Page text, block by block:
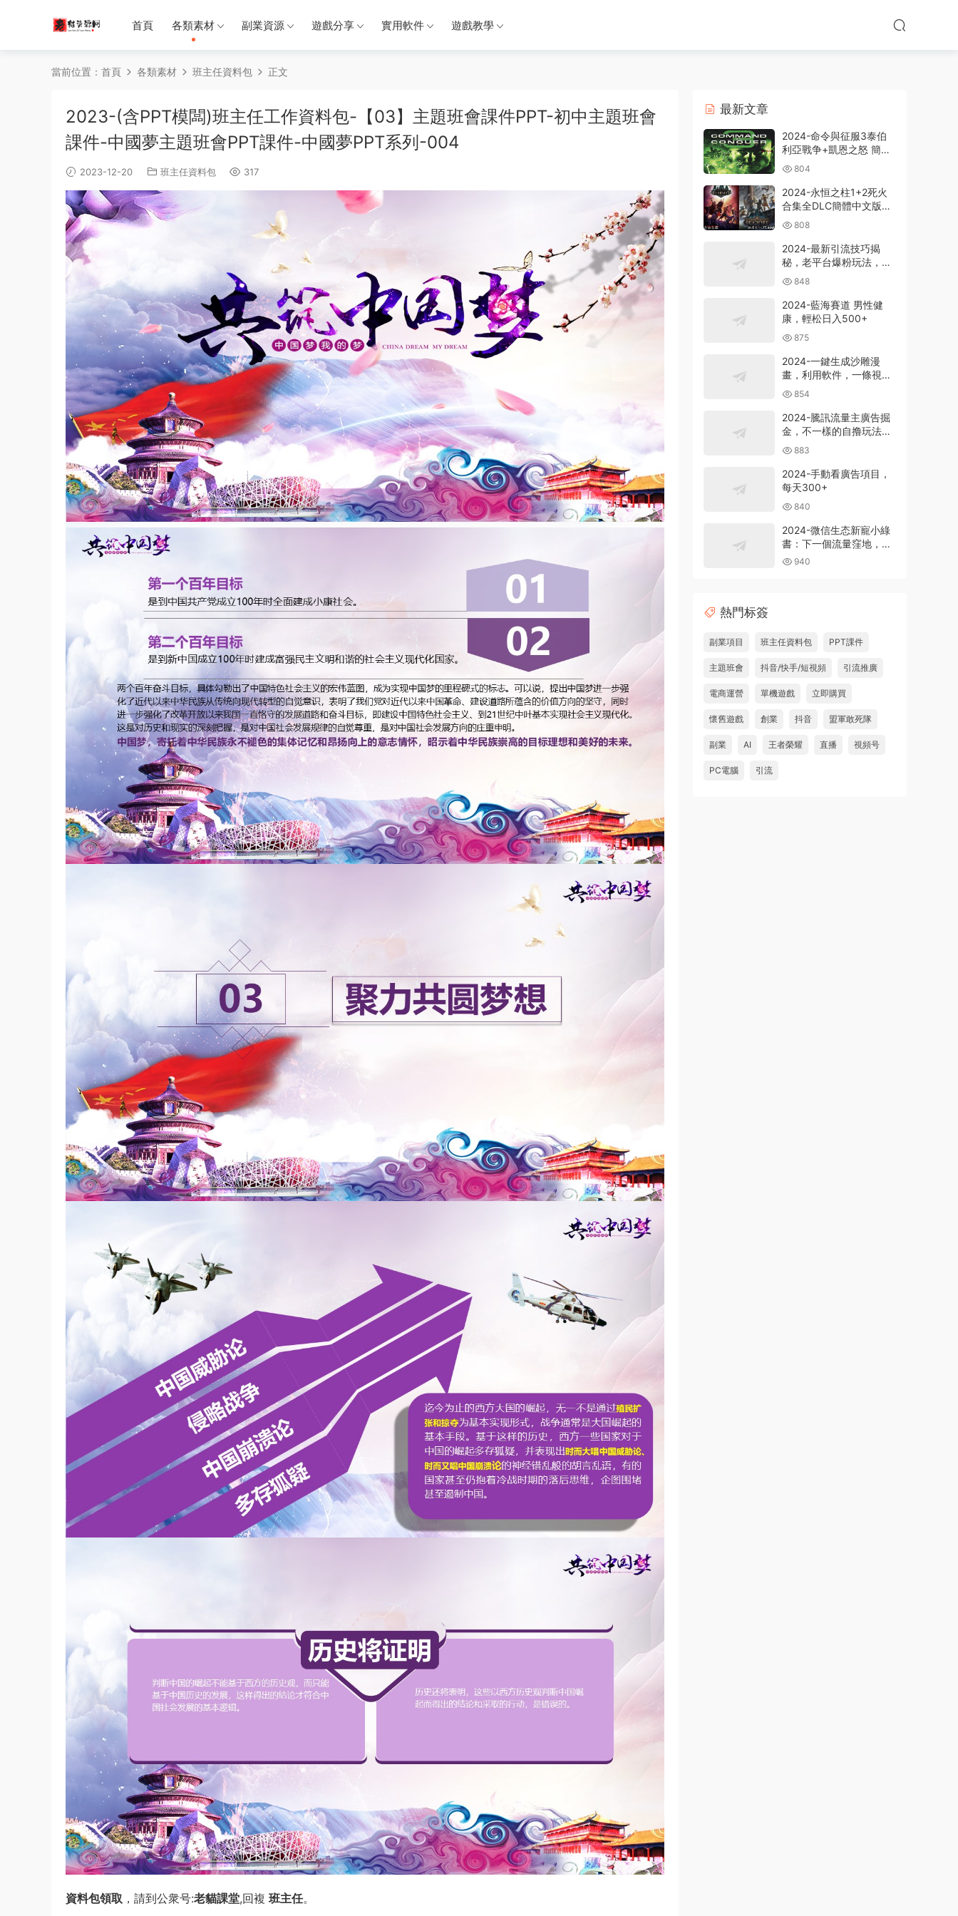
首頁 各類素材 副業資源 遊戲分享 實用軟件 遊戲教學
當前位置： 首頁 各類素材 班主任資料包 正文
2023-(含PPT模闆)班主任工作資料包-【03】主題班會課件PPT-初中主題班會
課件-中國夢主題班會PPT課件-中國夢PPT系列-004
2023-12-20 班主任資料包 317
資料包領取 ，請到公衆号:老貓課堂,回複 班主任。
最新文章
2024-命令與征服3泰伯
利亞戰争+凱恩之怒 簡體
中文版電腦PC單機RPG遊
戲即時戰略+支持
win7/win8/win10/win11
804
2024-永恒之柱1+2死火
合集全DLC簡體中文版電
腦PC單機RPG遊戲
808
2024-最新引流技巧揭
秘，老平台爆粉玩法，單
人單号日引300+創業
粉，作品可直接被百度收
錄
848
2024-藍海賽道 男性健
康，輕松日入500+
875
2024-一鍵生成沙雕漫
畫，利用軟件，一條視頻
播放12W+，單日變現
1000+
854
2024-騰訊流量主廣告掘
金，不一樣的自撸玩法，
日賺500-1000+，無設備
要求
883
2024-手動看廣告項目，
每天300+
840
2024-微信生态新寵小綠
書：下一個流量窪地，粉
絲質量超高，日引
940
熱門标簽
副業項目 班主任資料包 PPT課件
主題班會 抖音/快手/短視頻 引流推廣
電商運營 單機遊戲 立即購買
懷舊遊戲 創業 抖音 盟軍敢死隊
副業 AI 王者榮耀 直播 視頻号
PC電腦 引流